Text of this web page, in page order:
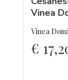
Vinea
Vinea
€